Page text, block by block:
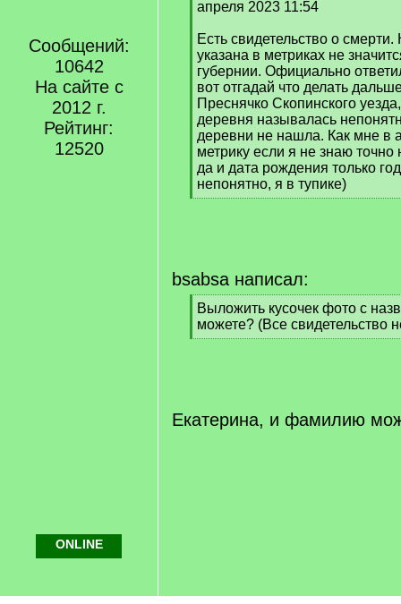
Сообщений:
10642
На сайте с
2012 г.
Рейтинг:
12520
q
апреля 2023 11:54
Есть свидетельство о
указана в метриках не
губернии. Официально
вот отгадай что делать
Преснячко Скопинского
деревня называлась
деревни не нашла. Как мне в
метрику если я не знаю
да и дата рождения только
непонятно, я в тупике)
[
bsabsa написал:
[
q
]
Выложить кусочек фото с
можете? (Все свидетельство
[
Екатерина, и фамилию
ONLINE